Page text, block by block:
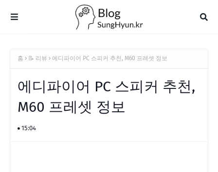
홈 📝 리뷰 에디파이어 PC 스피커 추천, M60 프레셋 정보
에디파이어 PC 스피커 추천,
M60 프레셋 정보
15:04